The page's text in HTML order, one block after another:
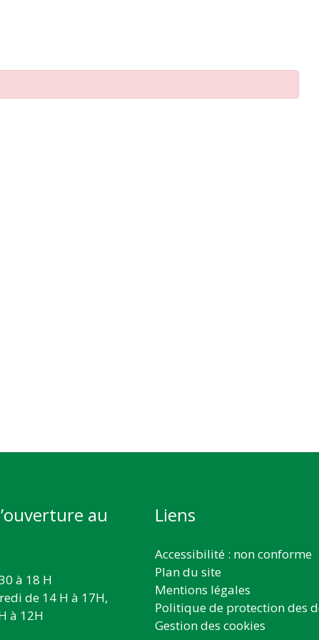
au
à 18 H
de 14 H à 17H,
à 12H
Liens
Accessibilité : non conforme
Plan du site
Mentions légales
Politique de protection des
Gestion des cookies